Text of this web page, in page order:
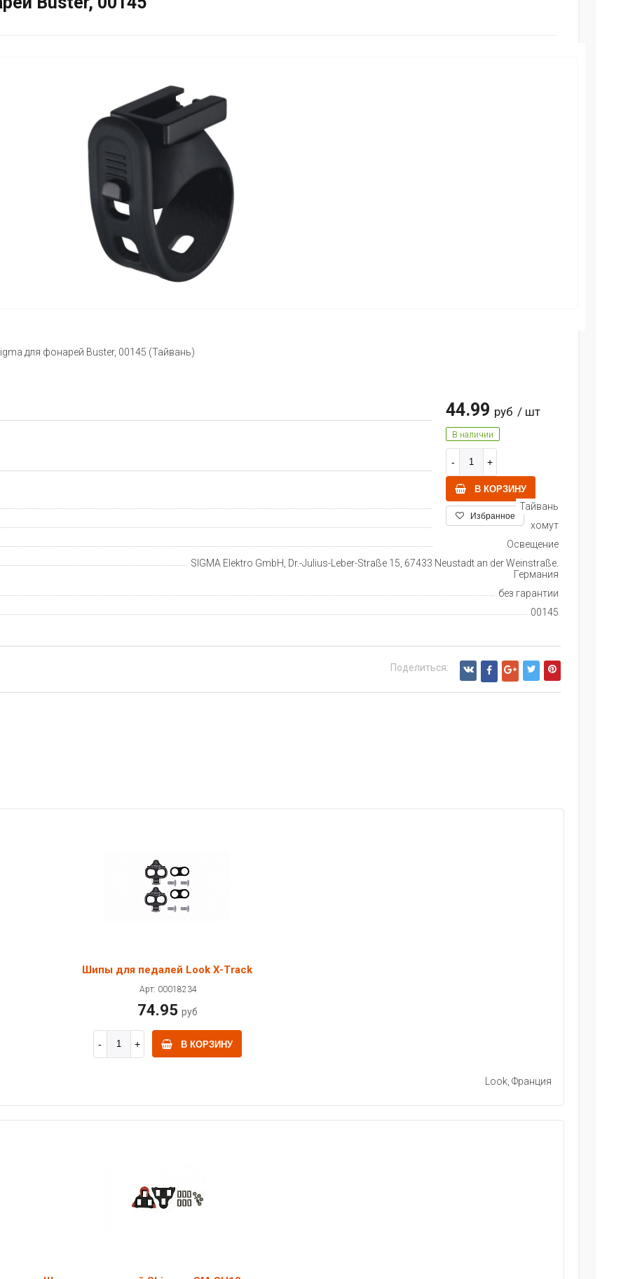
для фонарей Buster, 00145 (Тайвань)
44.99 руб / шт
В наличии
В КОРЗИНУ
Избранное
Тайвань
хомут
Освещение
SIGMA Elektro GmbH, Dr.-Julius-Leber-Straße 15, 67433 Neustadt an der Weinstraße,
Германия
без гарантии
00145
Поделиться:
Шипы для педалей Look X-Track
Арт: 00018234
74.95 руб
В КОРЗИНУ
Look, Франция